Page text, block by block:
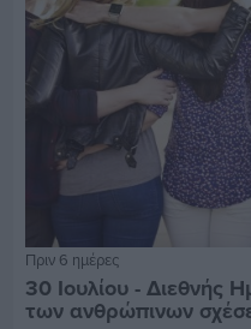
Πριν 6 ημέρες
30 Ιουλίου - Διεθνής
των ανθρώπινων